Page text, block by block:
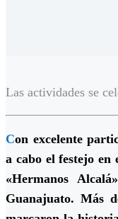
Las actividades se
Con excelente
a cabo el festejo
«Hermanos
Guanajuato. Más